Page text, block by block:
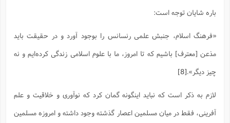
باره شایان توجه است:
«فرهنگ اسلام، جنبش علمی رنسانس را بوجود آورد و در حقیقت باید
مذعن [معترف] باشیم که تا امروز، ما با علوم اسلامی زندگی کرده‌ایم و نه
چیز دیگر».[8]
لازم به ذکر است که نباید اینگونه گمان کرد که نوآوری و خلاقیت و علم
آفرینی، فقط در میان مسلمین اعصار گذشته وجود داشته و امروزه مسلمین